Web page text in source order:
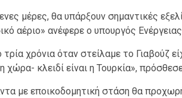
μέρες, θα υπάρξουν σημαντικές
αέριο» ανέφερε ο υπουργός
χρόνια όταν στείλαμε το Γιαβούζ
χώρα- κλειδί είναι η Τουρκία»,
με εποικοδομητική στάση θα